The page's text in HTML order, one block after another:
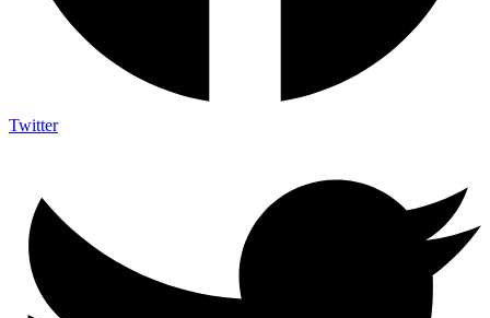
Twitter